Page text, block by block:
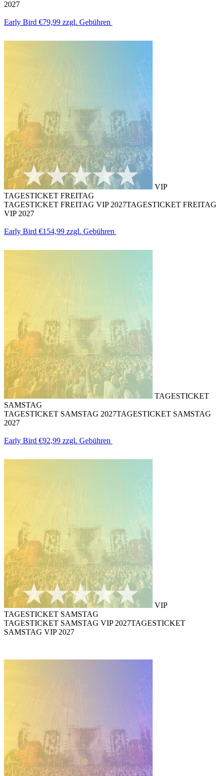
2027
Early Bird €79,99 zzgl. Gebühren
VIP
TAGESTICKET FREITAG
TAGESTICKET FREITAG VIP 2027TAGESTICKET FREITAG
VIP 2027
Early Bird €154,99 zzgl. Gebühren
TAGESTICKET
SAMSTAG
TAGESTICKET SAMSTAG 2027TAGESTICKET SAMSTAG
2027
Early Bird €92,99 zzgl. Gebühren
VIP
TAGESTICKET SAMSTAG
TAGESTICKET SAMSTAG VIP 2027TAGESTICKET
SAMSTAG VIP 2027